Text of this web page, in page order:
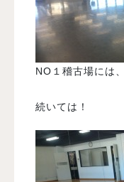
NO１稽古場には
続いては！